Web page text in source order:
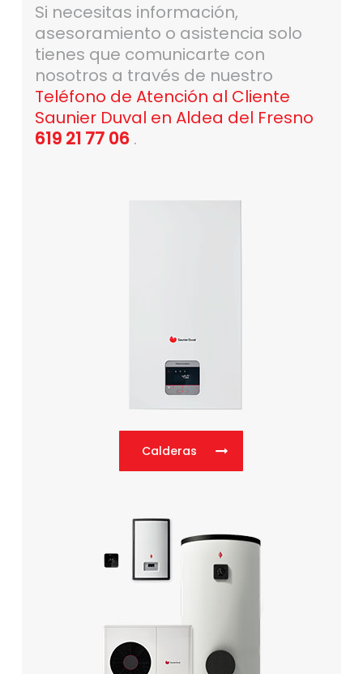
Si necesitas información,
asesoramiento o asistencia solo
tienes que comunicarte con
nosotros a través de nuestro
Teléfono de Atención al Cliente
Saunier Duval en Aldea del Fresno
619 21 77 06 .
Calderas